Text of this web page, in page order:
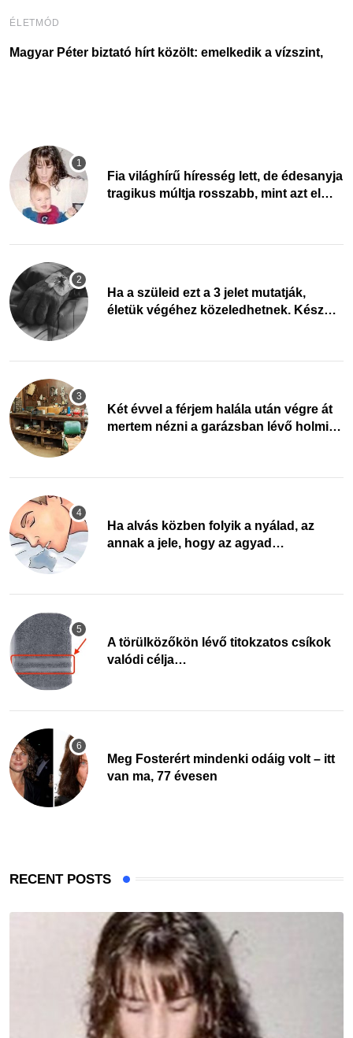
ÉLETMÓD
Magyar Péter biztató hírt közölt: emelkedik a vízszint,
Fia világhírű híresség lett, de édesanyja
tragikus múltja rosszabb, mint azt el
Ha a szüleid ezt a 3 jelet mutatják,
életük végéhez közeledhetnek. Készülj
Két évvel a férjem halála után végre át
mertem nézni a garázsban lévő holmiját
Ha alvás közben folyik a nyálad, az
annak a jele, hogy az agyad…
A törülközőkön lévő titokzatos csíkok
valódi célja…
Meg Fosterért mindenki odáig volt – itt
van ma, 77 évesen
RECENT POSTS